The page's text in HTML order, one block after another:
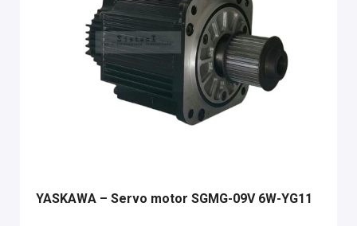
YASKAWA – Servo motor SGMG-09V 6W-YG11